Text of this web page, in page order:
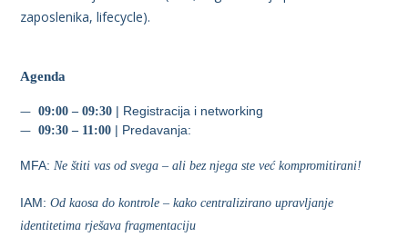
zaposlenika, lifecycle).
Agenda
09:00 – 09:30 | Registracija i networking
09:30 – 11:00 | Predavanja:
MFA: Ne štiti vas od svega – ali bez njega ste već kompromitirani!
IAM: Od kaosa do kontrole – kako centralizirano upravljanje
identitetima rješava fragmentaciju